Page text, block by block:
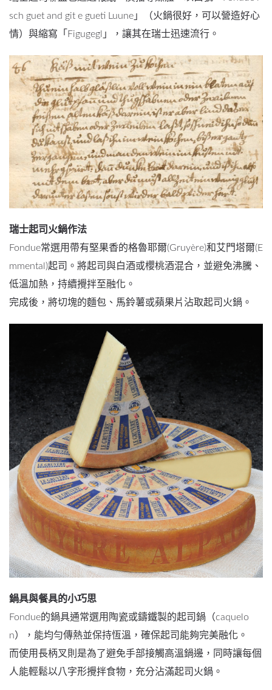
sch guet and git e gueti Luune」（火鍋很好，可以營造好心
情）與縮寫「Figugegl」，讓其在瑞士迅速流行。
瑞士起司火鍋作法
Fondue常選用帶有堅果香的格魯耶爾(Gruyère)和艾門塔爾(E
mmental)起司。將起司與白酒或櫻桃酒混合，並避免沸騰、
低溫加熱，持續攪拌至融化。
完成後，將切塊的麵包、馬鈴薯或蘋果片沾取起司火鍋。
鍋具與餐具的小巧思
Fondue的鍋具通常選用陶瓷或鑄鐵製的起司鍋（caquelo
n），能均勻傳熱並保持恆溫，確保起司能夠完美融化。
而使用長柄叉則是為了避免手部接觸高溫鍋邊，同時讓每個
人能輕鬆以八字形攪拌食物，充分沾滿起司火鍋。